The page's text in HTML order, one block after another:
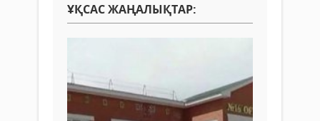
ҰҚСАС ЖАҢАЛЫҚТАР: